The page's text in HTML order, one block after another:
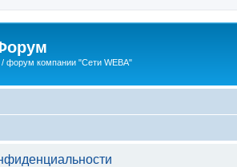
/ форум компании "Сети WEBA"